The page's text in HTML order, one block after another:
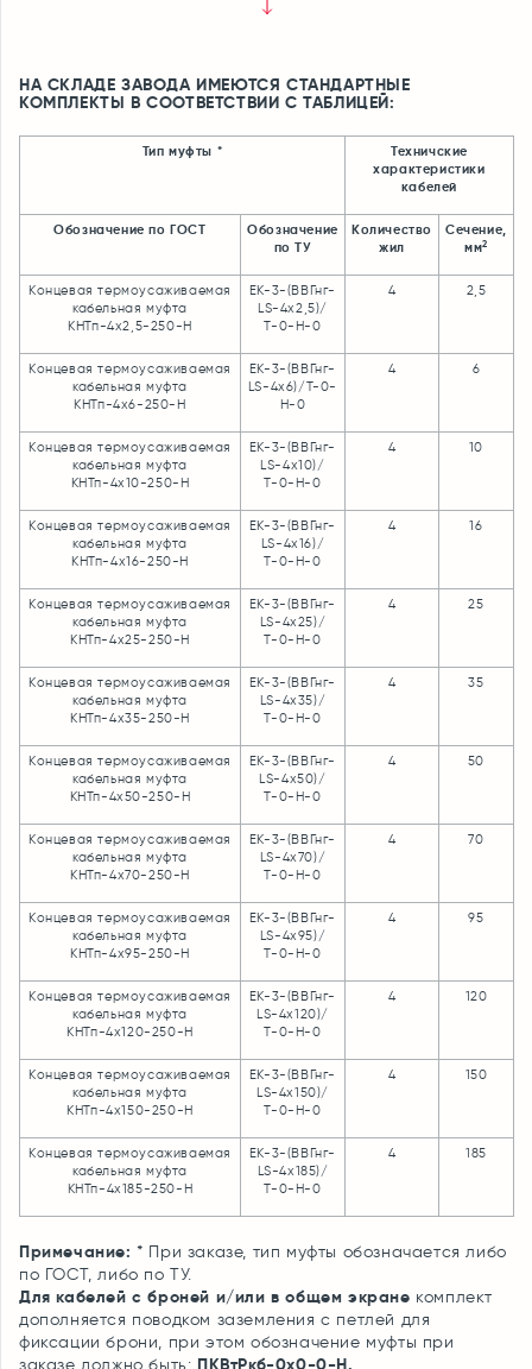
Муфты ELOX производятся для кабелей с любым
НА СКЛАДЕ ЗАВОДА ИМЕЮТСЯ СТАНДАРТНЫЕ
КОМПЛЕКТЫ В СООТВЕТСТВИИ С ТАБЛИЦЕЙ:
Тип муфты *
Техничские
характеристики
кабелей
Обозначение по ГОСТ
Обозначение
по ТУ
Количество
жил
Сечение,
мм2
Концевая термоусаживаемая
кабельная муфта
КНТп-4х2,5-250-Н
ЕК-3-(ВВГнг-
LS-4х2,5)/
Т-0-Н-0
4 2,5
Концевая термоусаживаемая
кабельная муфта
КНТп-4х6-250-Н
ЕК-3-(ВВГнг-
LS-4х6)/Т-0-
Н-0
4 6
Концевая термоусаживаемая
кабельная муфта
КНТп-4х10-250-Н
ЕК-3-(ВВГнг-
LS-4х10)/
Т-0-Н-0
4 10
Концевая термоусаживаемая
кабельная муфта
КНТп-4х16-250-Н
ЕК-3-(ВВГнг-
LS-4х16)/
Т-0-Н-0
4 16
Концевая термоусаживаемая
кабельная муфта
КНТп-4х25-250-Н
ЕК-3-(ВВГнг-
LS-4х25)/
Т-0-Н-0
4 25
Концевая термоусаживаемая
кабельная муфта
КНТп-4х35-250-Н
ЕК-3-(ВВГнг-
LS-4х35)/
Т-0-Н-0
4 35
Концевая термоусаживаемая
кабельная муфта
КНТп-4х50-250-Н
ЕК-3-(ВВГнг-
LS-4х50)/
Т-0-Н-0
4 50
Концевая термоусаживаемая
кабельная муфта
КНТп-4х70-250-Н
ЕК-3-(ВВГнг-
LS-4х70)/
Т-0-Н-0
4 70
Концевая термоусаживаемая
кабельная муфта
КНТп-4х95-250-Н
ЕК-3-(ВВГнг-
LS-4х95)/
Т-0-Н-0
4 95
Концевая термоусаживаемая
кабельная муфта
КНТп-4х120-250-Н
ЕК-3-(ВВГнг-
LS-4х120)/
Т-0-Н-0
4 120
Концевая термоусаживаемая
кабельная муфта
КНТп-4х150-250-Н
ЕК-3-(ВВГнг-
LS-4х150)/
Т-0-Н-0
4 150
Концевая термоусаживаемая
кабельная муфта
КНТп-4х185-250-Н
ЕК-3-(ВВГнг-
LS-4х185)/
Т-0-Н-0
4 185
Примечание: * При заказе, тип муфты обозначается либо
по ГОСТ, либо по ТУ.
Для кабелей с броней и/или в общем экране комплект
дополняется поводком заземления с петлей для
фиксации брони, при этом обозначение муфты при
заказе должно быть: ПКВтРкб-0х0-0-Н.